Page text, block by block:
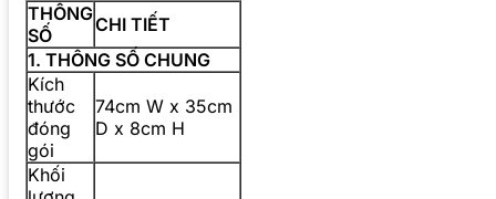
THÔNG
SỐ
CHI TIẾT
1. THÔNG SỐ CHUNG
Kích
thước
đóng
gói
74cm W x 35cm
D x 8cm H
Khối